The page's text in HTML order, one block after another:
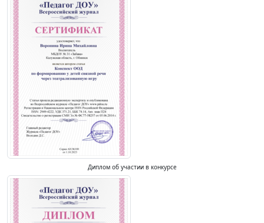
Диплом об участии в конкурсе